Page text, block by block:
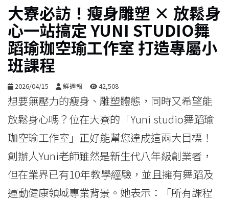
合
影
音
購
物
大寮必訪！瘦身雕塑 × 放鬆身
心一站搞定 YUNI STUDIO舞
蹈瑜珈空瑜工作室 打造專屬小
班課程
2026/04/15 鮮週報 42,508
想要無壓力的瘦身、雕塑體態，同時又希望能
放鬆身心嗎？位在大寮的「Yuni studio舞蹈瑜
珈空瑜工作室」正好能幫您達成這兩大目標！
創辦人Yuni老師雖然是新生代八年級創業者，
但在業界已有10年教學經驗，並且擁有舞蹈及
運動健康領域專業背景。她表示：「所有課程